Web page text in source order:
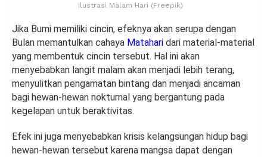
Ilustrasi Malam Hari (Freepik)
Jika Bumi memiliki cincin, efeknya akan serupa dengan
Bulan memantulkan cahaya Matahari dari material-material
yang membentuk cincin tersebut. Hal ini akan
menyebabkan langit malam akan menjadi lebih terang,
menyulitkan pengamatan bintang dan menjadi ancaman
bagi hewan-hewan nokturnal yang bergantung pada
kegelapan untuk beraktivitas.
Efek ini juga menyebabkan krisis kelangsungan hidup bagi
hewan-hewan tersebut karena mangsa dapat dengan